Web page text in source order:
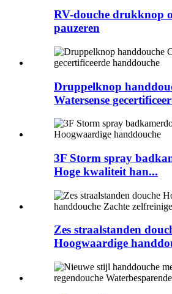
RV-douche drukknop
pauzeren
Druppelknop
Watersense
3F Storm spray
Hoge kwaliteit han...
Zes straalstanden
Hoogwaardige